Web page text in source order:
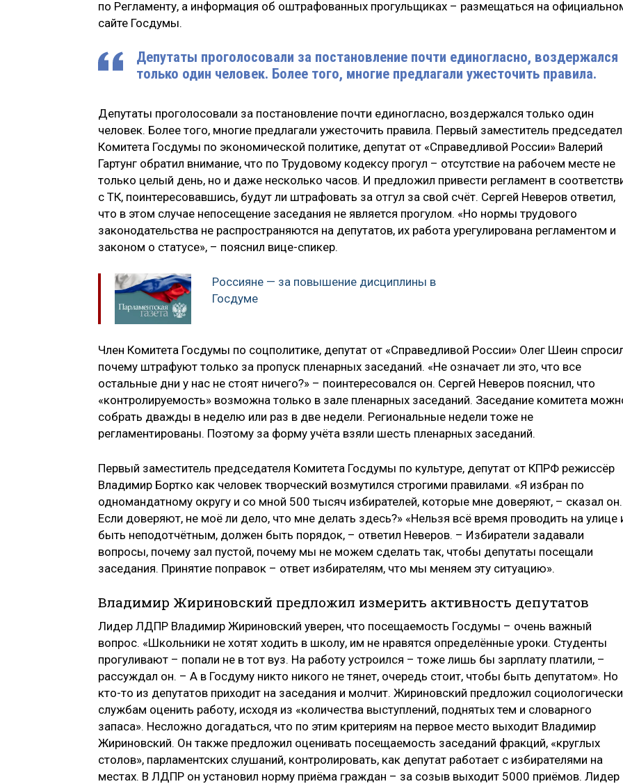
по Регламенту, а информация об оштрафованных прогульщиках – размещаться на
сайте Госдумы.
Депутаты проголосовали за постановление почти единогласно, воздержался
только один человек. Более того, многие предлагали ужесточить правила.
Депутаты проголосовали за постановление почти единогласно, воздержался только один
человек. Более того, многие предлагали ужесточить правила. Первый заместитель
Комитета Госдумы по экономической политике, депутат от «Справедливой России» Валерий
Гартунг обратил внимание, что по Трудовому кодексу прогул – отсутствие на рабочем месте не
только целый день, но и даже несколько часов. И предложил привести регламент в
с ТК, поинтересовавшись, будут ли штрафовать за отгул за свой счёт. Сергей Неверов ответил,
что в этом случае непосещение заседания не является прогулом. «Но нормы трудового
законодательства не распространяются на депутатов, их работа урегулирована регламентом и
законом о статусе», – пояснил вице-спикер.
Россияне — за повышение дисциплины в
Госдуме
Член Комитета Госдумы по соцполитике, депутат от «Справедливой России» Олег Шеин
почему штрафуют только за пропуск пленарных заседаний. «Не означает ли это, что все
остальные дни у нас не стоят ничего?» – поинтересовался он. Сергей Неверов пояснил, что
«контролируемость» возможна только в зале пленарных заседаний. Заседание комитета
собрать дважды в неделю или раз в две недели. Региональные недели тоже не
регламентированы. Поэтому за форму учёта взяли шесть пленарных заседаний.
Первый заместитель председателя Комитета Госдумы по культуре, депутат от КПРФ режиссёр
Владимир Бортко как человек творческий возмутился строгими правилами. «Я избран по
одномандатному округу и со мной 500 тысяч избирателей, которые мне доверяют, – сказал
Если доверяют, не моё ли дело, что мне делать здесь?» «Нельзя всё время проводить на улице
быть неподотчётным, должен быть порядок, – ответил Неверов. – Избиратели задавали
вопросы, почему зал пустой, почему мы не можем сделать так, чтобы депутаты посещали
заседания. Принятие поправок – ответ избирателям, что мы меняем эту ситуацию».
Владимир Жириновский предложил измерить активность депутатов
Лидер ЛДПР Владимир Жириновский уверен, что посещаемость Госдумы – очень важный
вопрос. «Школьники не хотят ходить в школу, им не нравятся определённые уроки. Студенты
прогуливают – попали не в тот вуз. На работу устроился – тоже лишь бы зарплату платили, –
рассуждал он. – А в Госдуму никто никого не тянет, очередь стоит, чтобы быть депутатом». Но
кто-то из депутатов приходит на заседания и молчит. Жириновский предложил
службам оценить работу, исходя из «количества выступлений, поднятых тем и словарного
запаса». Несложно догадаться, что по этим критериям на первое место выходит Владимир
Жириновский. Он также предложил оценивать посещаемость заседаний фракций, «круглых
столов», парламентских слушаний, контролировать, как депутат работает с избирателями на
местах. В ЛДПР он установил норму приёма граждан – за созыв выходит 5000 приёмов. Лидер